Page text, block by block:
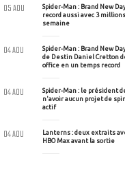
Spider-Man : Brand New
record aussi avec 3
semaine
05 AOU
Spider-Man : Brand New
de Destin Daniel Cretton
office en un temps record
04 AOU
Spider-Man : le président
n'avoir aucun projet de
actif
04 AOU
Lanterns : deux extraits
HBO Max avant la sortie
04 AOU